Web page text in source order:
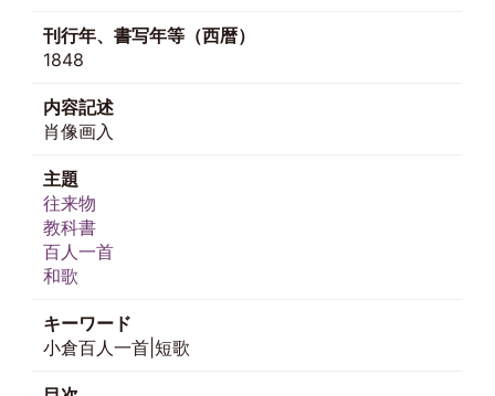
刊行年、書写年等（西暦）
1848
内容記述
肖像画入
主題
往来物
教科書
百人一首
和歌
キーワード
小倉百人一首|短歌